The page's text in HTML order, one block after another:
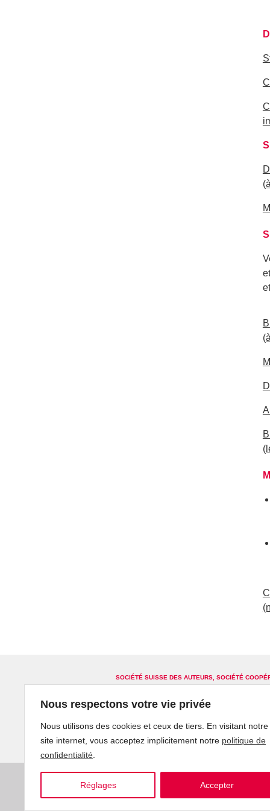
Nous respectons votre vie privée
Nous utilisons des cookies et ceux de tiers. En visitant notre
site internet, vous acceptez implicitement notre politique de
confidentialité
Réglages Accepter
SOCIÉTÉ SUISSE DES AUTEURS, SOCIÉTÉ
Glossaire Plan du site